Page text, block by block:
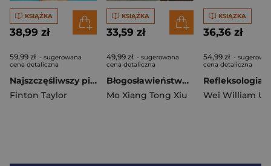
KSIĄŻKA
38,99 zł
59,99 zł - sugerowana
cena detaliczna
Najszczęśliwszy pies w okolicy
Finton Taylor
KSIĄŻKA
33,59 zł
49,99 zł - sugerowana
cena detaliczna
Błogosławieństwo Niebios. Tom 4
Mo Xiang Tong Xiu
KSIĄŻKA
36,36 zł
54,99 zł -
cena detaliczna
Wei William U.